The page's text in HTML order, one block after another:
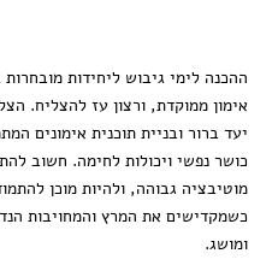
ההכנה לימי גיבוש ליחידות
אימון ממוקדת, ורצון עז להצליח.
יעד ברור ובניית תוכנית אימונים
כושר נפשי ויכולות לחימה. חשוב
מוטיבציה גבוהה, ולהיות מוכן
כשמקדישים את המרץ והמחויבות
ומושג.